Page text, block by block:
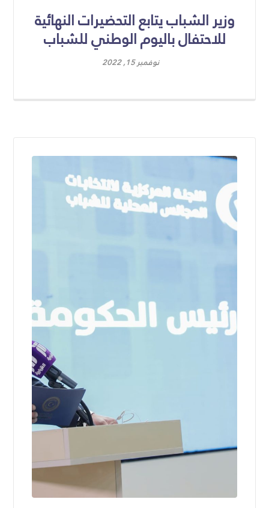
وزير الشباب يتابع التحضيرات النهائية
للاحتفال باليوم الوطني للشباب
نوفمبر 15, 2022